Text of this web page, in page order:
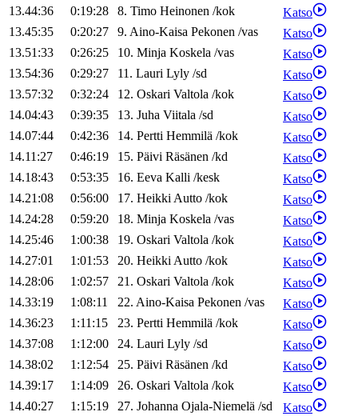
13.44:36
0:19:28 8. Timo Heinonen /kok
Katso
13.45:35
0:20:27 9. Aino-Kaisa Pekonen /vas
Katso
13.51:33
0:26:25 10. Minja Koskela /vas
Katso
13.54:36
0:29:27 11. Lauri Lyly /sd
Katso
13.57:32
0:32:24 12. Oskari Valtola /kok
Katso
14.04:43
0:39:35 13. Juha Viitala /sd
Katso
14.07:44
0:42:36 14. Pertti Hemmilä /kok
Katso
14.11:27
0:46:19 15. Päivi Räsänen /kd
Katso
14.18:43
0:53:35 16. Eeva Kalli /kesk
Katso
14.21:08
0:56:00 17. HeikkiAutto /kok
Katso
14.24:28
0:59:20 18. Minja Koskela /vas
Katso
14.25:46
1:00:38 19. Oskari Valtola /kok
Katso
14.27:01
1:01:53 20. HeikkiAutto /kok
Katso
14.28:06
1:02:57 21. Oskari Valtola /kok
Katso
14.33:19
1:08:11 22. Aino-Kaisa Pekonen /vas
Katso
14.36:23
1:11:15 23. Pertti Hemmilä /kok
Katso
14.37:08
1:12:00 24. Lauri Lyly /sd
Katso
14.38:02
1:12:54 25. Päivi Räsänen /kd
Katso
14.39:17
1:14:09 26. Oskari Valtola /kok
Katso
14.40:27
1:15:19 27. Johanna Ojala-Niemelä /sd
Katso